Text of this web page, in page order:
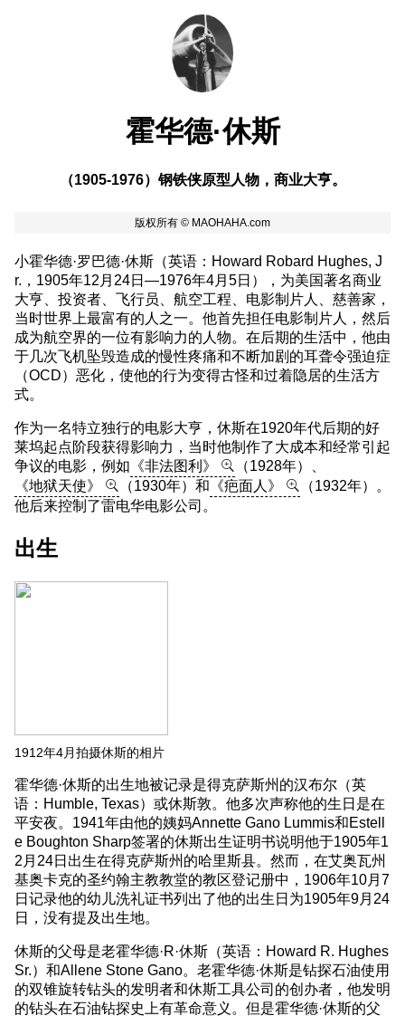
霍华德·休斯
（1905-1976）钢铁侠原型人物，商业大亨。
小霍华德·罗巴德·休斯（英语：Howard Robard Hughes, J
r.，1905年12月24日—1976年4月5日），为美国著名商业
大亨、投资者、飞行员、航空工程、电影制片人、慈善家，
当时世界上最富有的人之一。他首先担任电影制片人，然后
成为航空界的一位有影响力的人物。在后期的生活中，他由
于几次飞机坠毁造成的慢性疼痛和不断加剧的耳聋令强迫症
（OCD）恶化，使他的行为变得古怪和过着隐居的生活方
式。
作为一名特立独行的电影大亨，休斯在1920年代后期的好
莱坞起点阶段获得影响力，当时他制作了大成本和经常引起
争议的电影，例如 《非法图利》
（1928年）、
《地狱天使》
（1930年）和 《疤面人》
（1932年）。
他后来控制了雷电华电影公司。
出生
1912年4月拍摄休斯的相片
霍华德·休斯的出生地被记录是得克萨斯州的汉布尔（英
语：Humble, Texas）或休斯敦。他多次声称他的生日是在
平安夜。1941年由他的姨妈Annette Gano Lummis和Estell
e Boughton Sharp签署的休斯出生证明书说明他于1905年1
2月24日出生在得克萨斯州的哈里斯县。然而，在艾奥瓦州
基奥卡克的圣约翰主教教堂的教区登记册中，1906年10月7
日记录他的幼儿洗礼证书列出了他的出生日为1905年9月24
日，没有提及出生地。
休斯的父母是老霍华德·R·休斯（英语：Howard R. Hughes
Sr.）和Allene Stone Gano。老霍华德·休斯是钻探石油使用
的双锥旋转钻头的发明者和休斯工具公司的创办者，他发明
的钻头在石油钻探史上有革命意义。但是霍华德·休斯的父